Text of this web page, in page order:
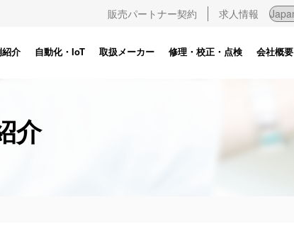
販売パートナー契約 求人情報
介 自動化・IoT 取扱メーカー 修理・校正・点検 会社概要
介